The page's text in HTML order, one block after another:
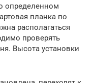
определенном
планка по
располагаться
проверять
Высота установки